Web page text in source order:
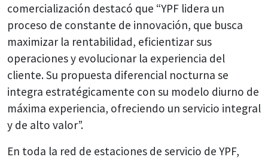
comercialización destacó que “YPF lidera un
proceso de constante de innovación, que busca
maximizar la rentabilidad, eficientizar sus
operaciones y evolucionar la experiencia del
cliente. Su propuesta diferencial nocturna se
integra estratégicamente con su modelo diurno de
máxima experiencia, ofreciendo un servicio integral
y de alto valor”.
En toda la red de estaciones de servicio de YPF,